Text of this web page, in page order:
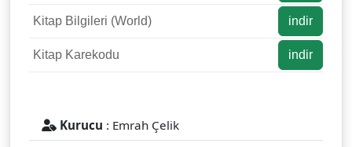
Kitap Bilgileri (World) indir
Kitap Karekodu indir
Kurucu : Emrah Çelik